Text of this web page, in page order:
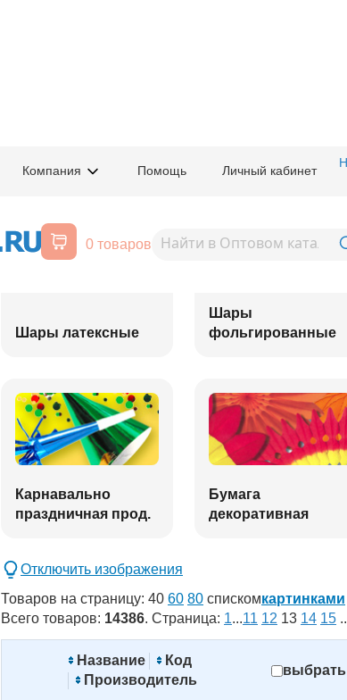
Компания Помощь Личный кабинет
0 товаров
Шары латексные
Шары
фольгированные
Карнавально
праздничная прод.
Бумага
декоративная
Отключить изображения
Товаров на страницу: 40 60 80 спискомкартинками
Всего товаров: 14386. Страница: 1...11 12 13 14 15
Название
Код
Производитель